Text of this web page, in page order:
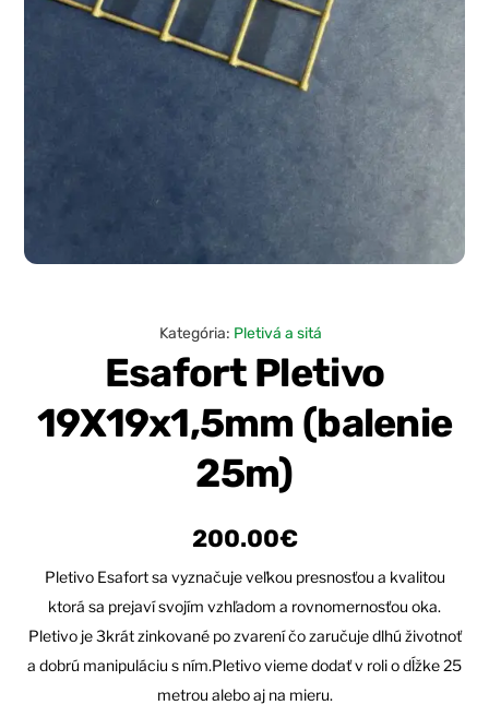
Kategória: Pletivá a sitá
Esafort Pletivo
19X19x1,5mm (balenie
25m)
200.00€
Pletivo Esafort sa vyznačuje veľkou presnosťou a kvalitou
ktorá sa prejaví svojím vzhľadom a rovnomernosťou oka.
Pletivo je 3krát zinkované po zvarení čo zaručuje dlhú životnoť
a dobrú manipuláciu s ním.Pletivo vieme dodať v roli o dĺžke 25
metrou alebo aj na mieru.